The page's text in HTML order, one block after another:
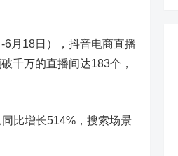
月18日），抖音电商直播
千万的直播间达183个，
比增长514%，搜索场景